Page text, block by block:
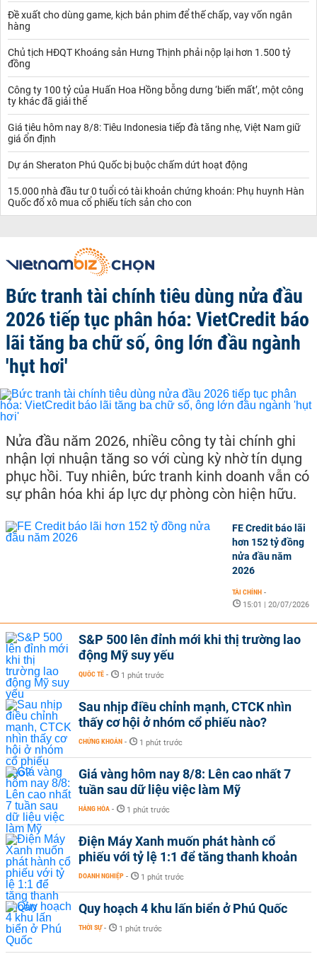
Đề xuất cho dùng game, kịch bản phim để thế chấp, vay vốn ngân
hàng
Chủ tịch HĐQT Khoáng sản Hưng Thịnh phải nộp lại hơn 1.500 tỷ
đồng
Công ty 100 tỷ của Huấn Hoa Hồng bỗng dưng ‘biến mất’, một công
ty khác đã giải thể
Giá tiêu hôm nay 8/8: Tiêu Indonesia tiếp đà tăng nhẹ, Việt Nam giữ
giá ổn định
Dự án Sheraton Phú Quốc bị buộc chấm dứt hoạt động
15.000 nhà đầu tư 0 tuổi có tài khoản chứng khoán: Phụ huynh Hàn
Quốc đổ xô mua cổ phiếu tích sản cho con
Bức tranh tài chính tiêu dùng nửa đầu
2026 tiếp tục phân hóa: VietCredit báo
lãi tăng ba chữ số, ông lớn đầu ngành
'hụt hơi'
Nửa đầu năm 2026, nhiều công ty tài chính ghi
nhận lợi nhuận tăng so với cùng kỳ nhờ tín dụng
phục hồi. Tuy nhiên, bức tranh kinh doanh vẫn có
sự phân hóa khi áp lực dự phòng còn hiện hữu.
FE Credit báo lãi
hơn 152 tỷ đồng
nửa đầu năm
2026
TÀI CHÍNH -
15:01 | 20/07/2026
S&P 500 lên đỉnh mới khi thị trường lao
động Mỹ suy yếu
QUỐC TẾ - 1 phút trước
Sau nhịp điều chỉnh mạnh, CTCK nhìn
thấy cơ hội ở nhóm cổ phiếu nào?
CHỨNG KHOÁN - 1 phút trước
Giá vàng hôm nay 8/8: Lên cao nhất 7
tuần sau dữ liệu việc làm Mỹ
HÀNG HÓA - 1 phút trước
Điện Máy Xanh muốn phát hành cổ
phiếu với tỷ lệ 1:1 để tăng thanh khoản
DOANH NGHIỆP - 1 phút trước
Quy hoạch 4 khu lấn biển ở Phú Quốc
THỜI SỰ - 1 phút trước